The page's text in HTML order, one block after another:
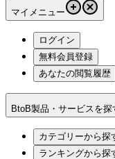
マイメニュー
ログイン
無料会員登録
あなたの閲覧履歴
BtoB製品・サービスを探
カテゴリーから探
ランキングから探